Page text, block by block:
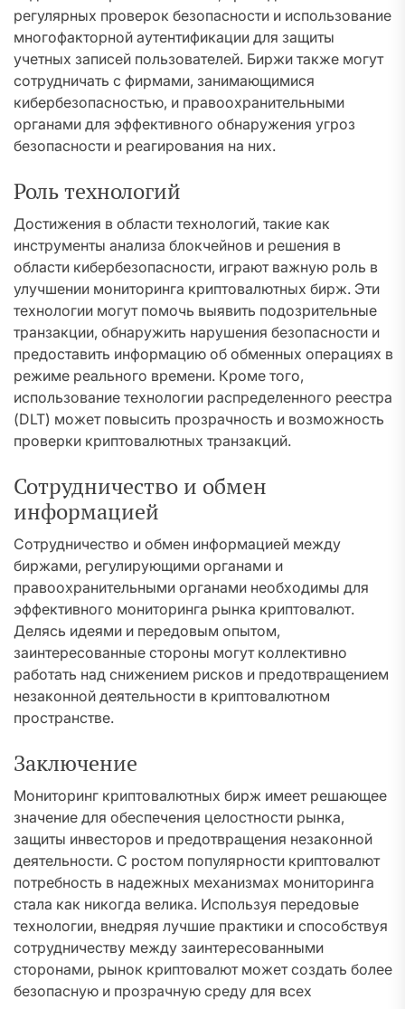
регулярных проверок безопасности и использование
многофакторной аутентификации для защиты
учетных записей пользователей. Биржи также могут
сотрудничать с фирмами, занимающимися
кибербезопасностью, и правоохранительными
органами для эффективного обнаружения угроз
безопасности и реагирования на них.
Роль технологий
Достижения в области технологий, такие как
инструменты анализа блокчейнов и решения в
области кибербезопасности, играют важную роль в
улучшении мониторинга криптовалютных бирж. Эти
технологии могут помочь выявить подозрительные
транзакции, обнаружить нарушения безопасности и
предоставить информацию об обменных операциях в
режиме реального времени. Кроме того,
использование технологии распределенного реестра
(DLT) может повысить прозрачность и возможность
проверки криптовалютных транзакций.
Сотрудничество и обмен
информацией
Сотрудничество и обмен информацией между
биржами, регулирующими органами и
правоохранительными органами необходимы для
эффективного мониторинга рынка криптовалют.
Делясь идеями и передовым опытом,
заинтересованные стороны могут коллективно
работать над снижением рисков и предотвращением
незаконной деятельности в криптовалютном
пространстве.
Заключение
Мониторинг криптовалютных бирж имеет решающее
значение для обеспечения целостности рынка,
защиты инвесторов и предотвращения незаконной
деятельности. С ростом популярности криптовалют
потребность в надежных механизмах мониторинга
стала как никогда велика. Используя передовые
технологии, внедряя лучшие практики и способствуя
сотрудничеству между заинтересованными
сторонами, рынок криптовалют может создать более
безопасную и прозрачную среду для всех